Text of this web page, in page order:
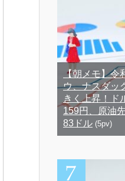
【朝メモ】令
ウ、ナスダッ
きく上昇！ド
159円、原油
83ドル (5pv)